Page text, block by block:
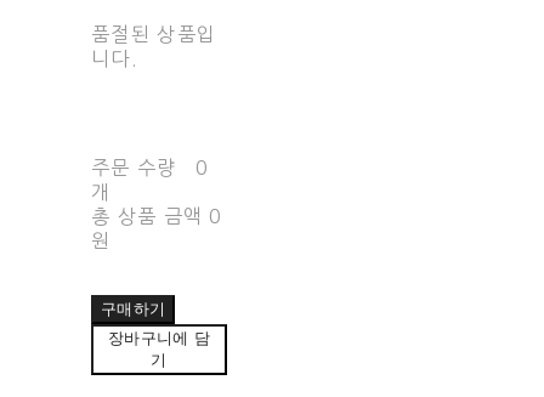
품절된 상품입
니다.
주문 수량
0
개
총 상품 금액 0
원
구매하기
장바구니에 담
기